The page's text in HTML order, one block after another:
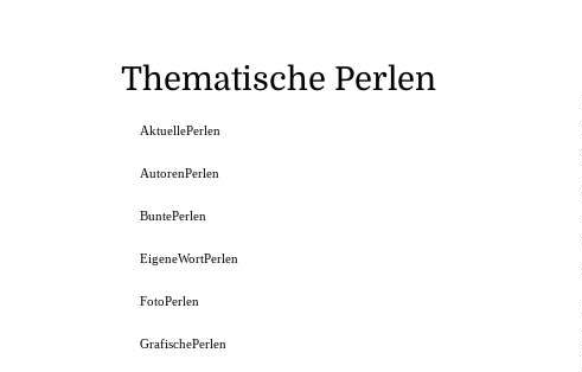
Thematische Perlen
AktuellePerlen
AutorenPerlen
BuntePerlen
EigeneWortPerlen
FotoPerlen
GrafischePerlen